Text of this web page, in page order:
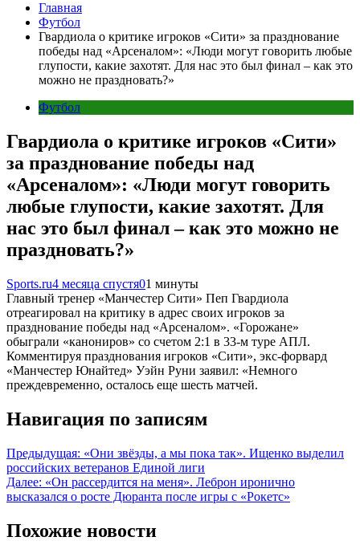
Главная
Футбол
Гвардиола о критике игроков «Сити» за празднование
победы над «Арсеналом»: «Люди могут говорить любые
глупости, какие захотят. Для нас это был финал – как это
можно не праздновать?»
Футбол
Гвардиола о критике игроков «Сити»
за празднование победы над
«Арсеналом»: «Люди могут говорить
любые глупости, какие захотят. Для
нас это был финал – как это можно не
праздновать?»
Sports.ru4 месяца спустя01 минуты
Главный тренер «Манчестер Сити» Пеп Гвардиола
отреагировал на критику в адрес своих игроков за
празднование победы над «Арсеналом». «Горожане»
обыграли «канониров» со счетом 2:1 в 33-м туре АПЛ.
Комментируя празднования игроков «Сити», экс-форвард
«Манчестер Юнайтед» Уэйн Руни заявил: «Немного
преждевременно, осталось еще шесть матчей.
Навигация по записям
Предыдущая: «Они звёзды, а мы пока так». Ищенко выделил
российских ветеранов Единой лиги
Далее: «Он рассердится на меня». Леброн иронично
высказался о росте Дюранта после игры с «Рокетс»
Похожие новости